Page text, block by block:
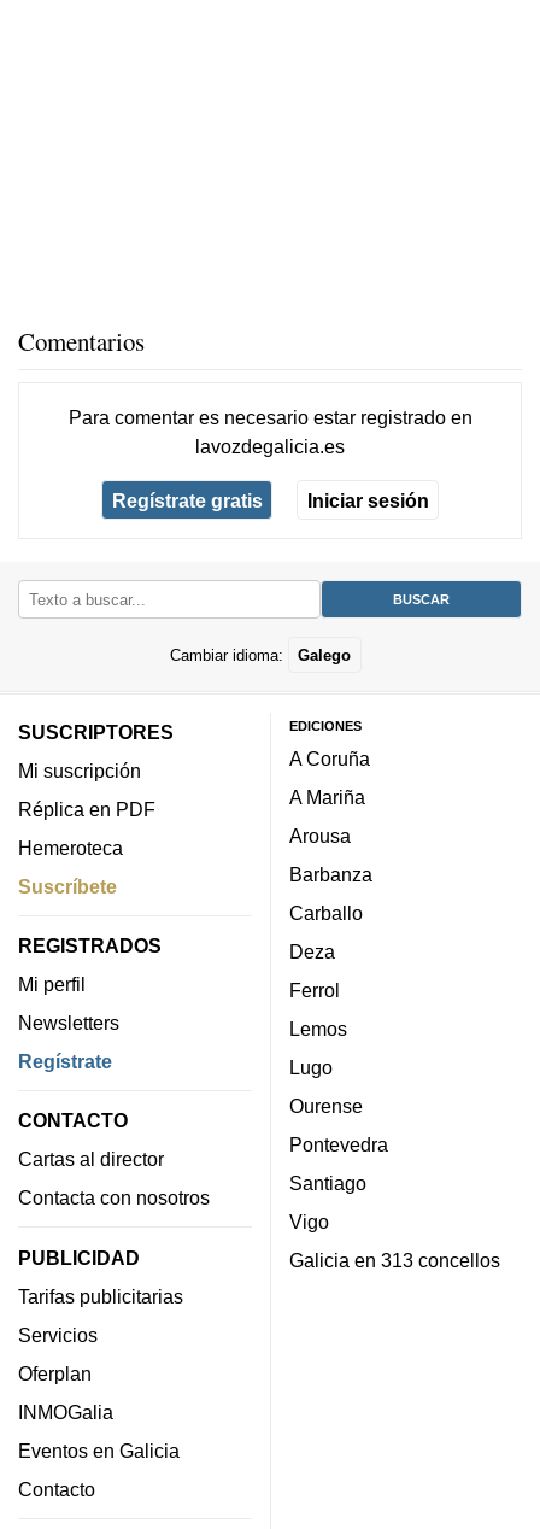
Comentarios
Para comentar es necesario estar registradoen
lavozdegalicia.es
Regístrate gratis Iniciar sesión
Cambiar idioma: Galego
SUSCRIPTORES
Mi suscripción
Réplica en PDF
Hemeroteca
Suscríbete
REGISTRADOS
Mi perfil
Newsletters
Regístrate
CONTACTO
Cartas al director
Contacta con nosotros
PUBLICIDAD
Tarifas publicitarias
Servicios
Oferplan
INMOGalia
Eventos en Galicia
Contacto
EDICIONES
A Coruña
A Mariña
Arousa
Barbanza
Carballo
Deza
Ferrol
Lemos
Lugo
Ourense
Pontevedra
Santiago
Vigo
Galicia en 313 concellos